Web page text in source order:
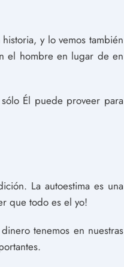
y lo vemos también
el hombre en lugar de en
Él puede proveer para
La autoestima es una
que todo es el yo!
tenemos en nuestras